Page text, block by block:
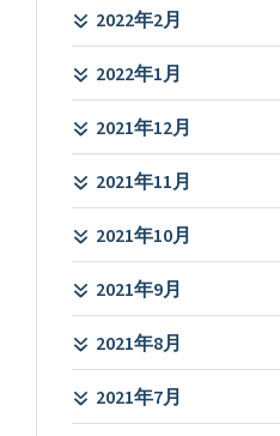
2022年2月
2022年1月
2021年12月
2021年11月
2021年10月
2021年9月
2021年8月
2021年7月